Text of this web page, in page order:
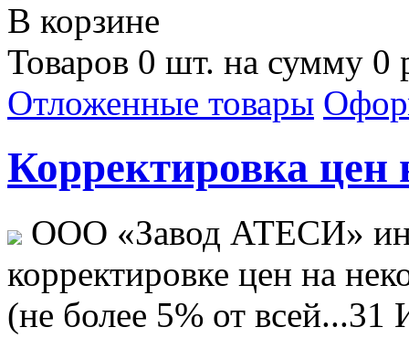
В корзине
Товаров 0 шт. на сумму 0
Отложенные товары
Корректировка цен
ООО «Завод АТЕСИ»
корректировке цен на
(не более 5% от всей...31